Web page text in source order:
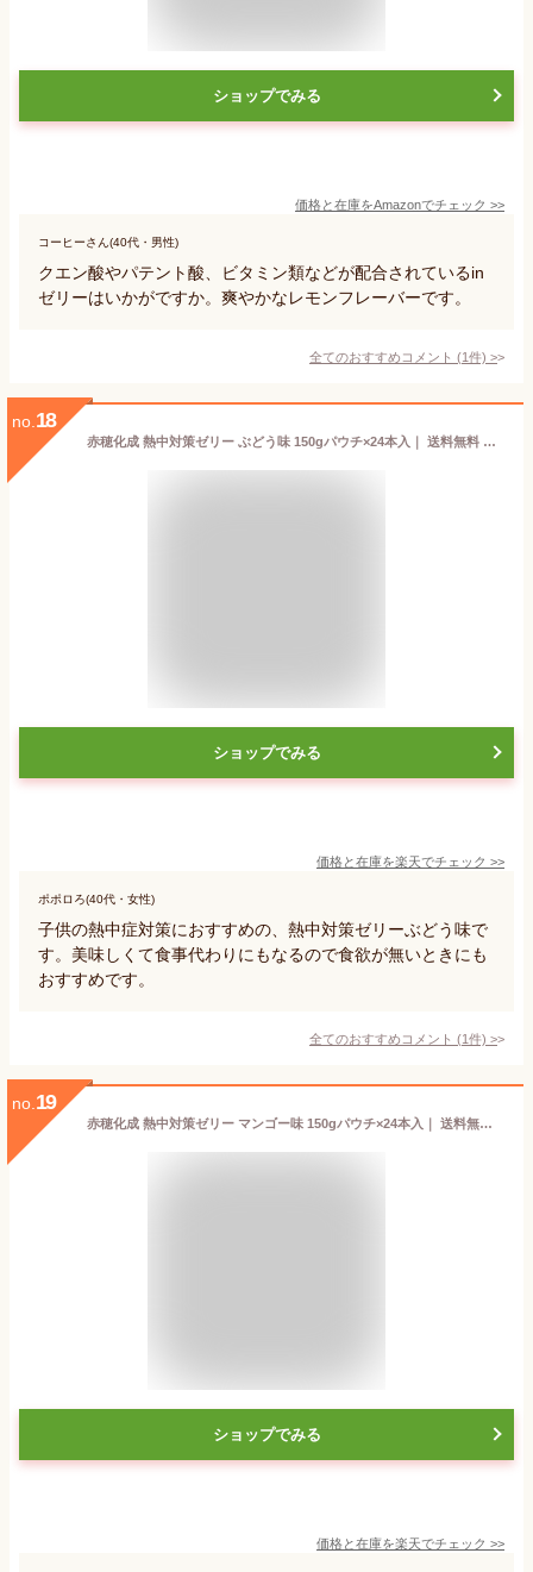
ショップでみる
価格と在庫をAmazonでチェック >>
コーヒーさん(40代・男性)
クエン酸やパテント酸、ビタミン類などが配合されているin
ゼリーはいかがですか。爽やかなレモンフレーバーです。
全てのおすすめコメント (1件) >
no. 18
赤穂化成 熱中対策ゼリー ぶどう味 150gパウチ×24本入｜ 送料無料 熱中症対策 ゼリー ゼリー飲料 塩分
ショップでみる
価格と在庫を楽天でチェック >>
ポポロろ(40代・女性)
子供の熱中症対策におすすめの、熱中対策ゼリーぶどう味で
す。美味しくて食事代わりにもなるので食欲が無いときにも
おすすめです。
全てのおすすめコメント (1件) >
no. 19
赤穂化成 熱中対策ゼリー マンゴー味 150gパウチ×24本入｜ 送料無料 熱中症対策 ゼリー ゼリー飲料 塩分
ショップでみる
価格と在庫を楽天でチェック >>